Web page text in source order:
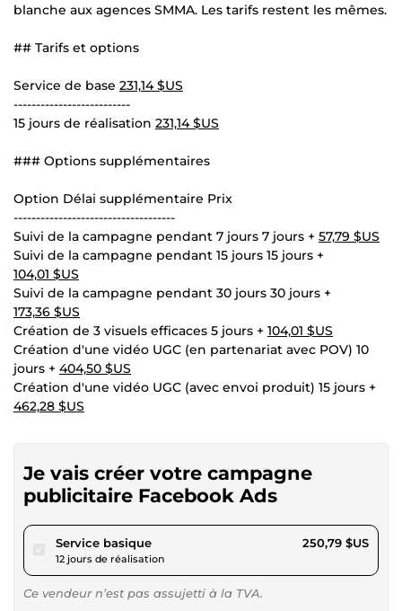
blanche aux agences SMMA. Les tarifs restent les mêmes.
## Tarifs et options
Service de base 231,14 $US
--------------------------
15 jours de réalisation 231,14 $US
### Options supplémentaires
Option Délai supplémentaire Prix
------------------------------------
Suivi de la campagne pendant 7 jours 7 jours + 57,79 $US
Suivi de la campagne pendant 15 jours 15 jours +
104,01 $US
Suivi de la campagne pendant 30 jours 30 jours +
173,36 $US
Création de 3 visuels efficaces 5 jours + 104,01 $US
Création d'une vidéo UGC (en partenariat avec POV) 10
jours + 404,50 $US
Création d'une vidéo UGC (avec envoi produit) 15 jours +
462,28 $US
Je vais créer votre campagne
publicitaire Facebook Ads
Service basiquepour 231,14 $US
12 jours de réalisation
250,79 $US
Ce vendeur n’est pas assujetti à la TVA.